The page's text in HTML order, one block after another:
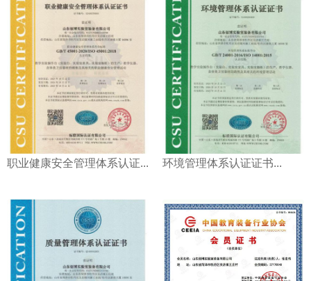
职业健康安全管理体系认证... 环境管理体系认证证书...